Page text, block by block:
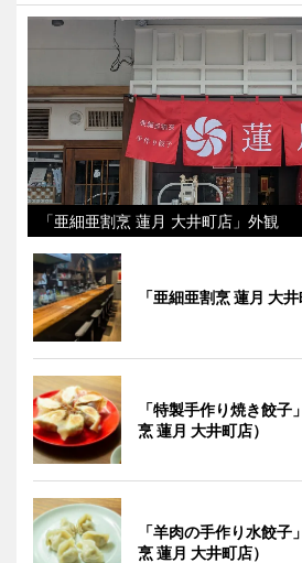
「亜細亜割烹 蓮月 大井町店」外観
「亜細亜割烹 蓮月 大
「特製手作り焼き餃
烹 蓮月 大井町店）
「羊肉の手作り水餃
烹 蓮月 大井町店）